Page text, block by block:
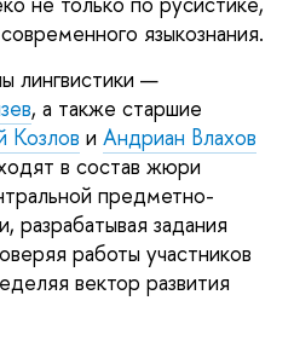
языкознания.
лингвистики —
, а также старшие
Козлов и Андриан Влахов
в состав жюри
предметно-
разрабатывая задания
работы участников
вектор развития